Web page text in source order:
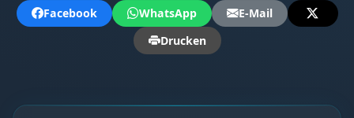
Facebook WhatsApp
E-Mail
Drucken